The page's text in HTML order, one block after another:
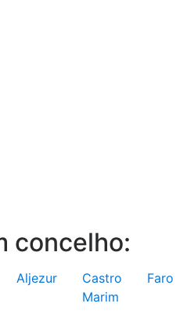
concelho:
Aljezur
Castro
Marim
Faro